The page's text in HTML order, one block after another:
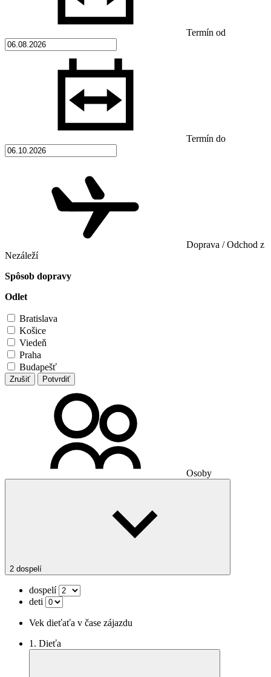
Termín od
Termín do
Doprava / Odchod z
Nezáleží
Spôsob dopravy
Odlet
Bratislava
Košice
Viedeň
Praha
Budapešť
Zrušiť Potvrdiť
Osoby
2 dospelí
dospelí
deti
Vek dieťaťa v čase zájazdu
1. Dieťa